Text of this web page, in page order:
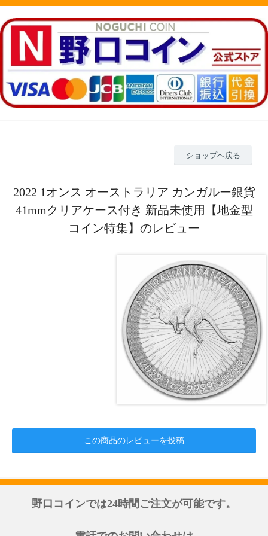
ショップへ戻る
2022 1オンス オーストラリア カンガルー銀貨
41mmクリアケース付き 新品未使用【地金型
コイン特集】のレビュー
この商品のレビューを投稿
野口コインでは24時間ご注文が可能です。